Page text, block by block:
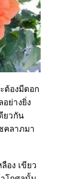
ต้องมีดอก
ย่างยิ่ง
ยวกัน
คลาภมา
อง เขียว